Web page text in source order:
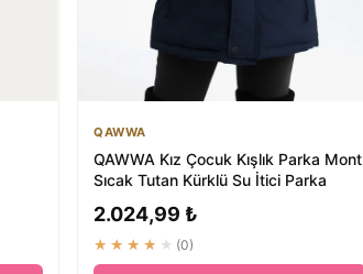
QAWWA
QAWWA Kız Çocuk Kışlık Parka Mont
Sıcak Tutan Kürklü Su İtici Parka
2.024,99 ₺
★★★★★ (0)